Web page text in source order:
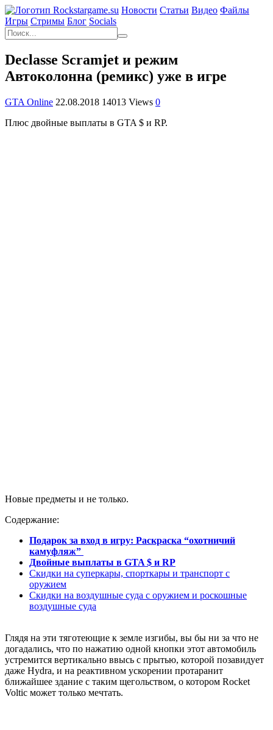
Новости Статьи Видео Файлы
Игры Cтримы Блог Socials
Declasse Scramjet и режим
Автоколонна (ремикс) уже в игре
GTA Online 22.08.2018 14013 Views 0
Плюс двойные выплаты в GTA $ и RP.
Новые предметы и не только.
Содержание:
Подарок за вход в игру: Раскраска “охотничий
камуфляж”
Двойные выплаты в GTA $ и RP
Скидки на суперкары, спорткары и транспорт с
оружием
Скидки на воздушные суда с оружием и роскошные
воздушные суда
Глядя на эти тяготеющие к земле изгибы, вы бы ни за что не
догадались, что по нажатию одной кнопки этот автомобиль
устремится вертикально ввысь с прытью, которой позавидует
даже Hydra, и на реактивном ускорении протаранит
ближайшее здание с таким щегольством, о котором Rocket
Voltic может только мечтать.